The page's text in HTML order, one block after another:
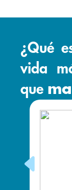
¿Qué
vida
que